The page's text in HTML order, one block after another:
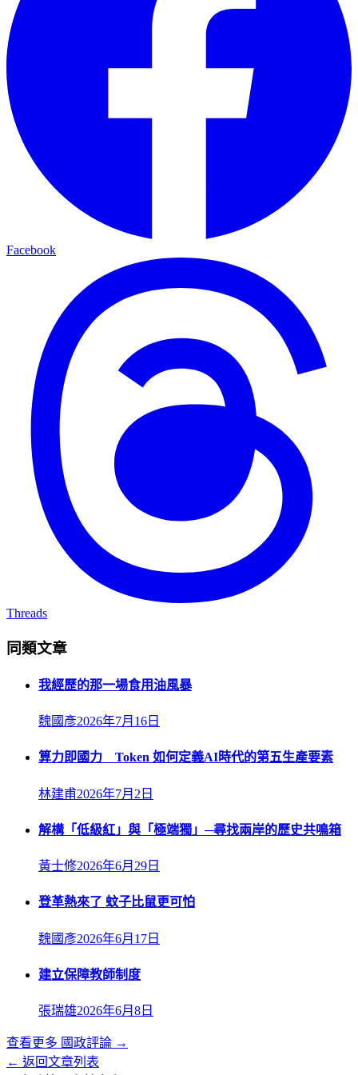
Facebook
Threads
同類文章
我經歷的那一場食用油風暴
魏國彥2026年7月16日
算力即國力 Token 如何定義AI時代的第五生產要素
林建甫2026年7月2日
解構「低級紅」與「極端獨」─尋找兩岸的歷史共鳴箱
黃士修2026年6月29日
登革熱來了 蚊子比鼠更可怕
魏國彥2026年6月17日
建立保障教師制度
張瑞雄2026年6月8日
查看更多 國政評論 →
← 返回文章列表